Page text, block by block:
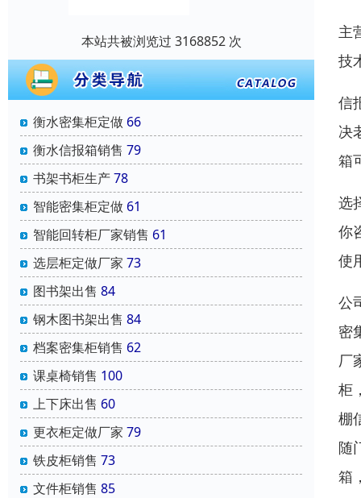
本站共被浏览过 3168852 次
衡水密集柜定做 66
衡水信报箱销售 79
书架书柜生产78
智能密集柜定做 61
智能回转柜厂家销售 61
选层柜定做厂家 73
图书架出售 84
钢木图书架出售 84
档案密集柜销售 62
课桌椅销售 100
上下床出售 60
更衣柜定做厂家 79
铁皮柜销售 73
文件柜销售 85
主
技
信
决
箱
选
你
使
公
密
厂
柜
棚
随
箱